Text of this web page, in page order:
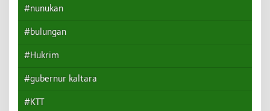
#nunukan
#bulungan
#Hukrim
#gubernur kaltara
#KTT